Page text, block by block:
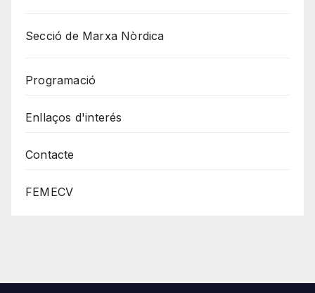
Secció de Marxa Nòrdica
Programació
Enllaços d'interés
Contacte
FEMECV